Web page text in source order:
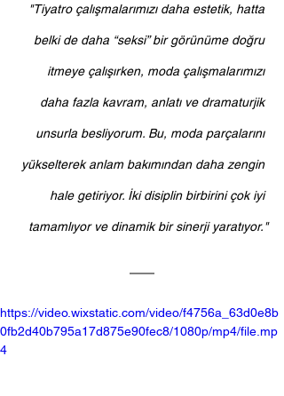
"Tiyatro çalışmalarımızı daha estetik, hatta
belki de daha “seksi” bir görünüme doğru
itmeye çalışırken, moda çalışmalarımızı
daha fazla kavram, anlatı ve dramaturjik
unsurla besliyorum. Bu, moda parçalarını
yükselterek anlam bakımından daha zengin
hale getiriyor. İki disiplin birbirini çok iyi
tamamlıyor ve dinamik bir sinerji yaratıyor."
https://video.wixstatic.com/video/f4756a_63d0e8b
0fb2d40b795a17d875e90fec8/1080p/mp4/file.mp
4